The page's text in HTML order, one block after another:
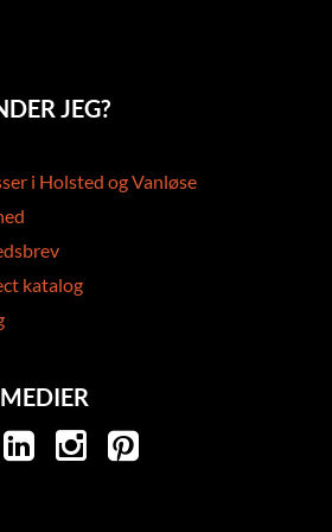
JEG?
i Holsted og Vanløse
katalog